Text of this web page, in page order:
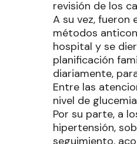
revisión de los
A su vez, fueron
métodos
hospital y se
planificación
diariamente,
Entre las
nivel de
Por su parte, a
hipertensión,
seguimiento,